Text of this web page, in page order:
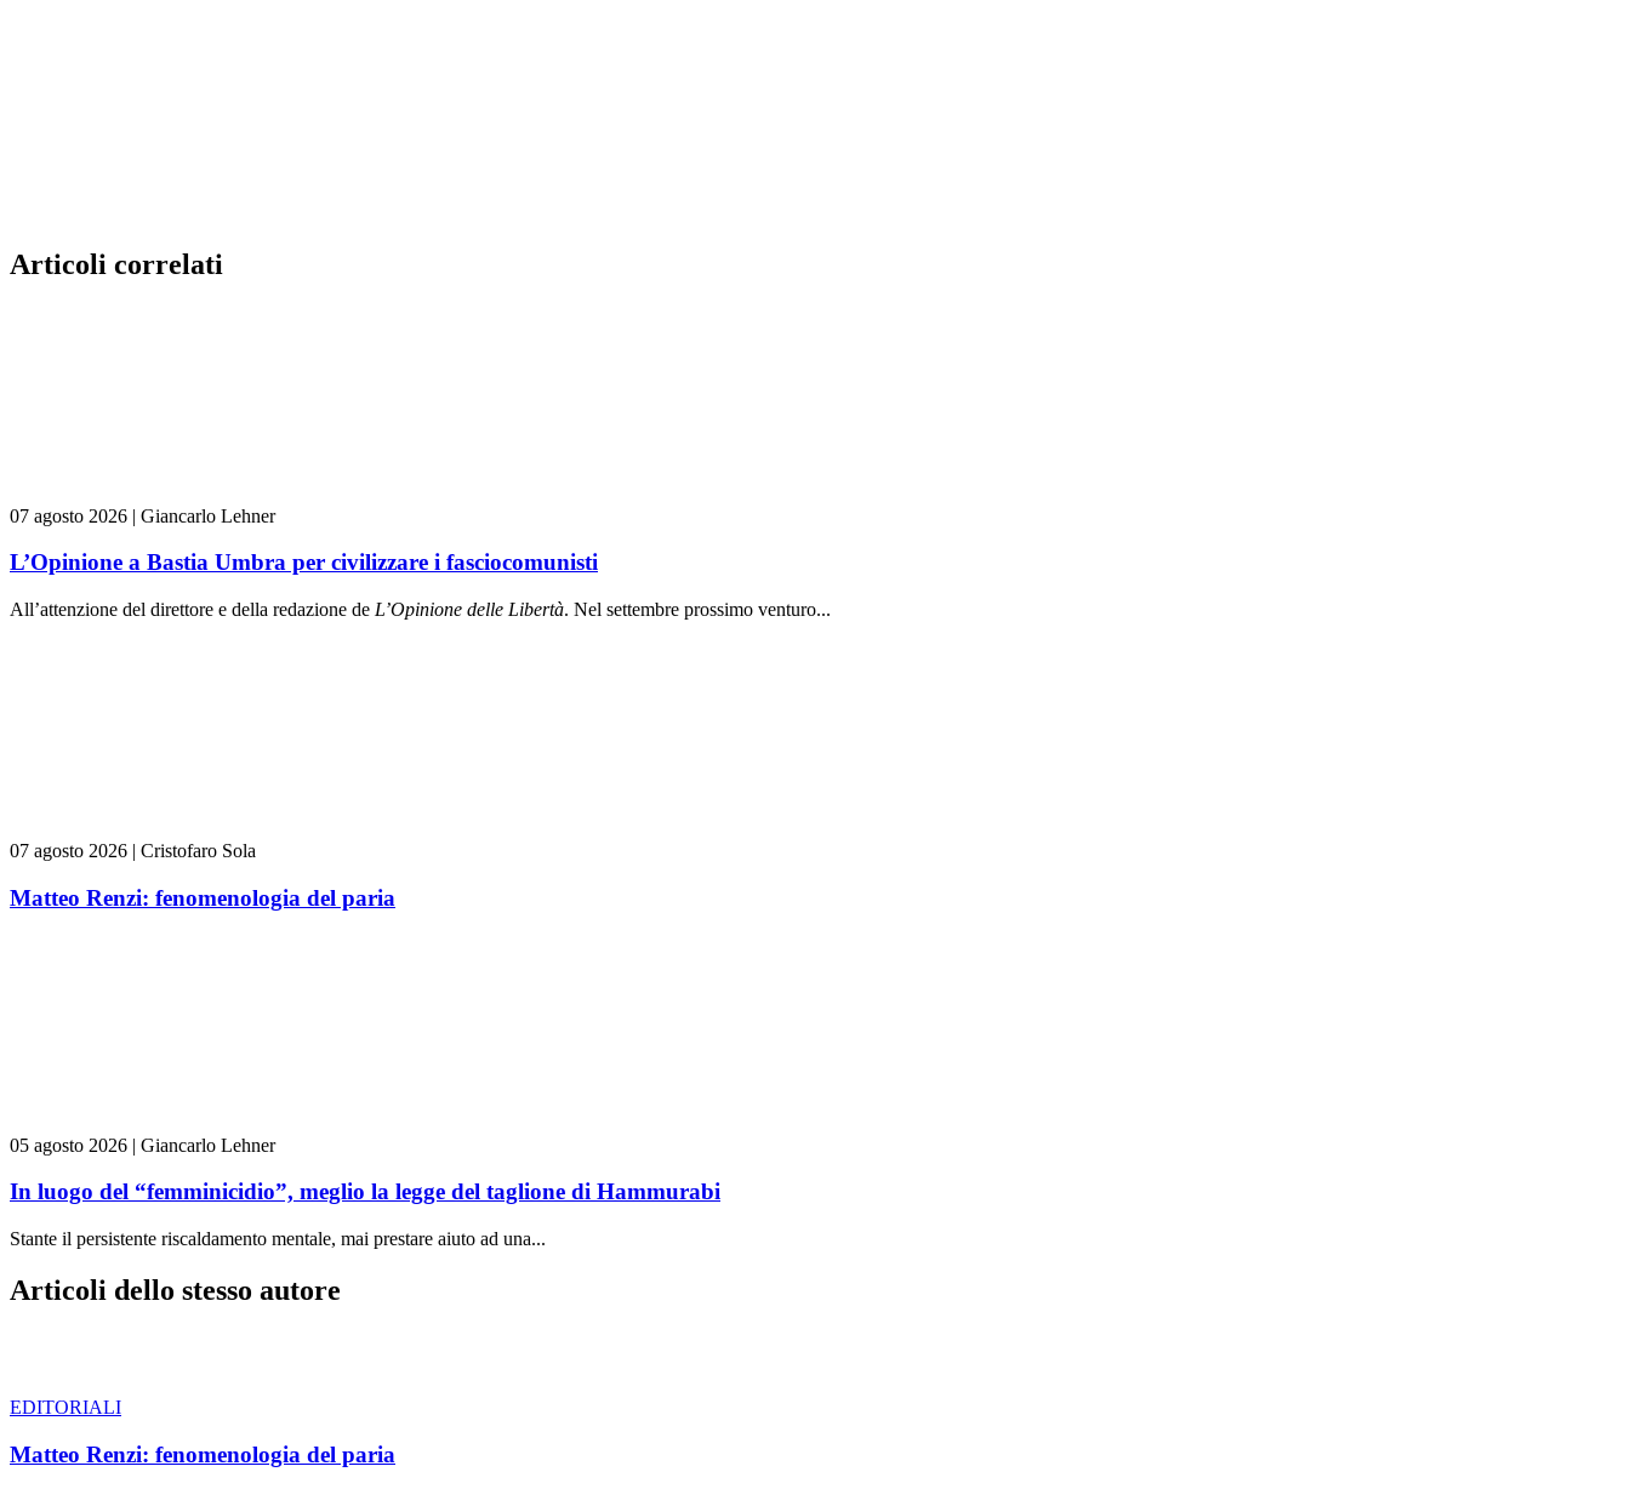
Articoli correlati
07 agosto 2026 | Giancarlo Lehner
L’Opinione a Bastia Umbra per civilizzare i fasciocomunisti
All’attenzione del direttore e della redazione de L’Opinione delle Libertà. Nel settembre prossimo venturo...
07 agosto 2026 | Cristofaro Sola
Matteo Renzi: fenomenologia del paria
05 agosto 2026 | Giancarlo Lehner
In luogo del “femminicidio”, meglio la legge del taglione di Hammurabi
Stante il persistente riscaldamento mentale, mai prestare aiuto ad una...
Articoli dello stesso autore
EDITORIALI
Matteo Renzi: fenomenologia del paria